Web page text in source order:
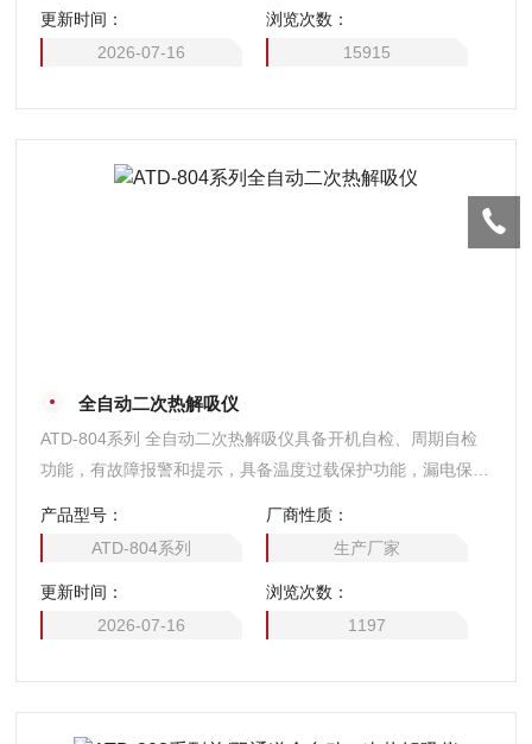
更新时间：
2026-07-16
浏览次数：
15915
全自动二次热解吸仪
ATD-804系列 全自动二次热解吸仪具备开机自检、周期自检
功能，有故障报警和提示，具备温度过载保护功能，漏电保护
产品型号：
ATD-804系列
厂商性质：
生产厂家
更新时间：
2026-07-16
浏览次数：
1197